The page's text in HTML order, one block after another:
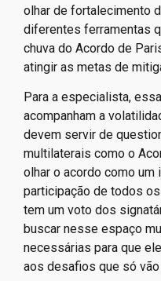
Paris é resultado de um
de consenso para uma
que viabilize ações que
impostos pela mudança
diferentes ferramentas
chuva do Acordo de
atingir as metas de
Para a especialista,
acompanham a
devem servir de
multilaterais como o
olhar o acordo como um
participação de todos os